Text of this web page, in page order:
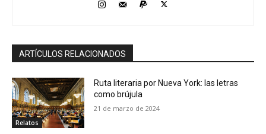
ARTÍCULOS RELACIONADOS
Relatos
Ruta literaria por Nueva York: las letras
como brújula
21 de marzo de 2024